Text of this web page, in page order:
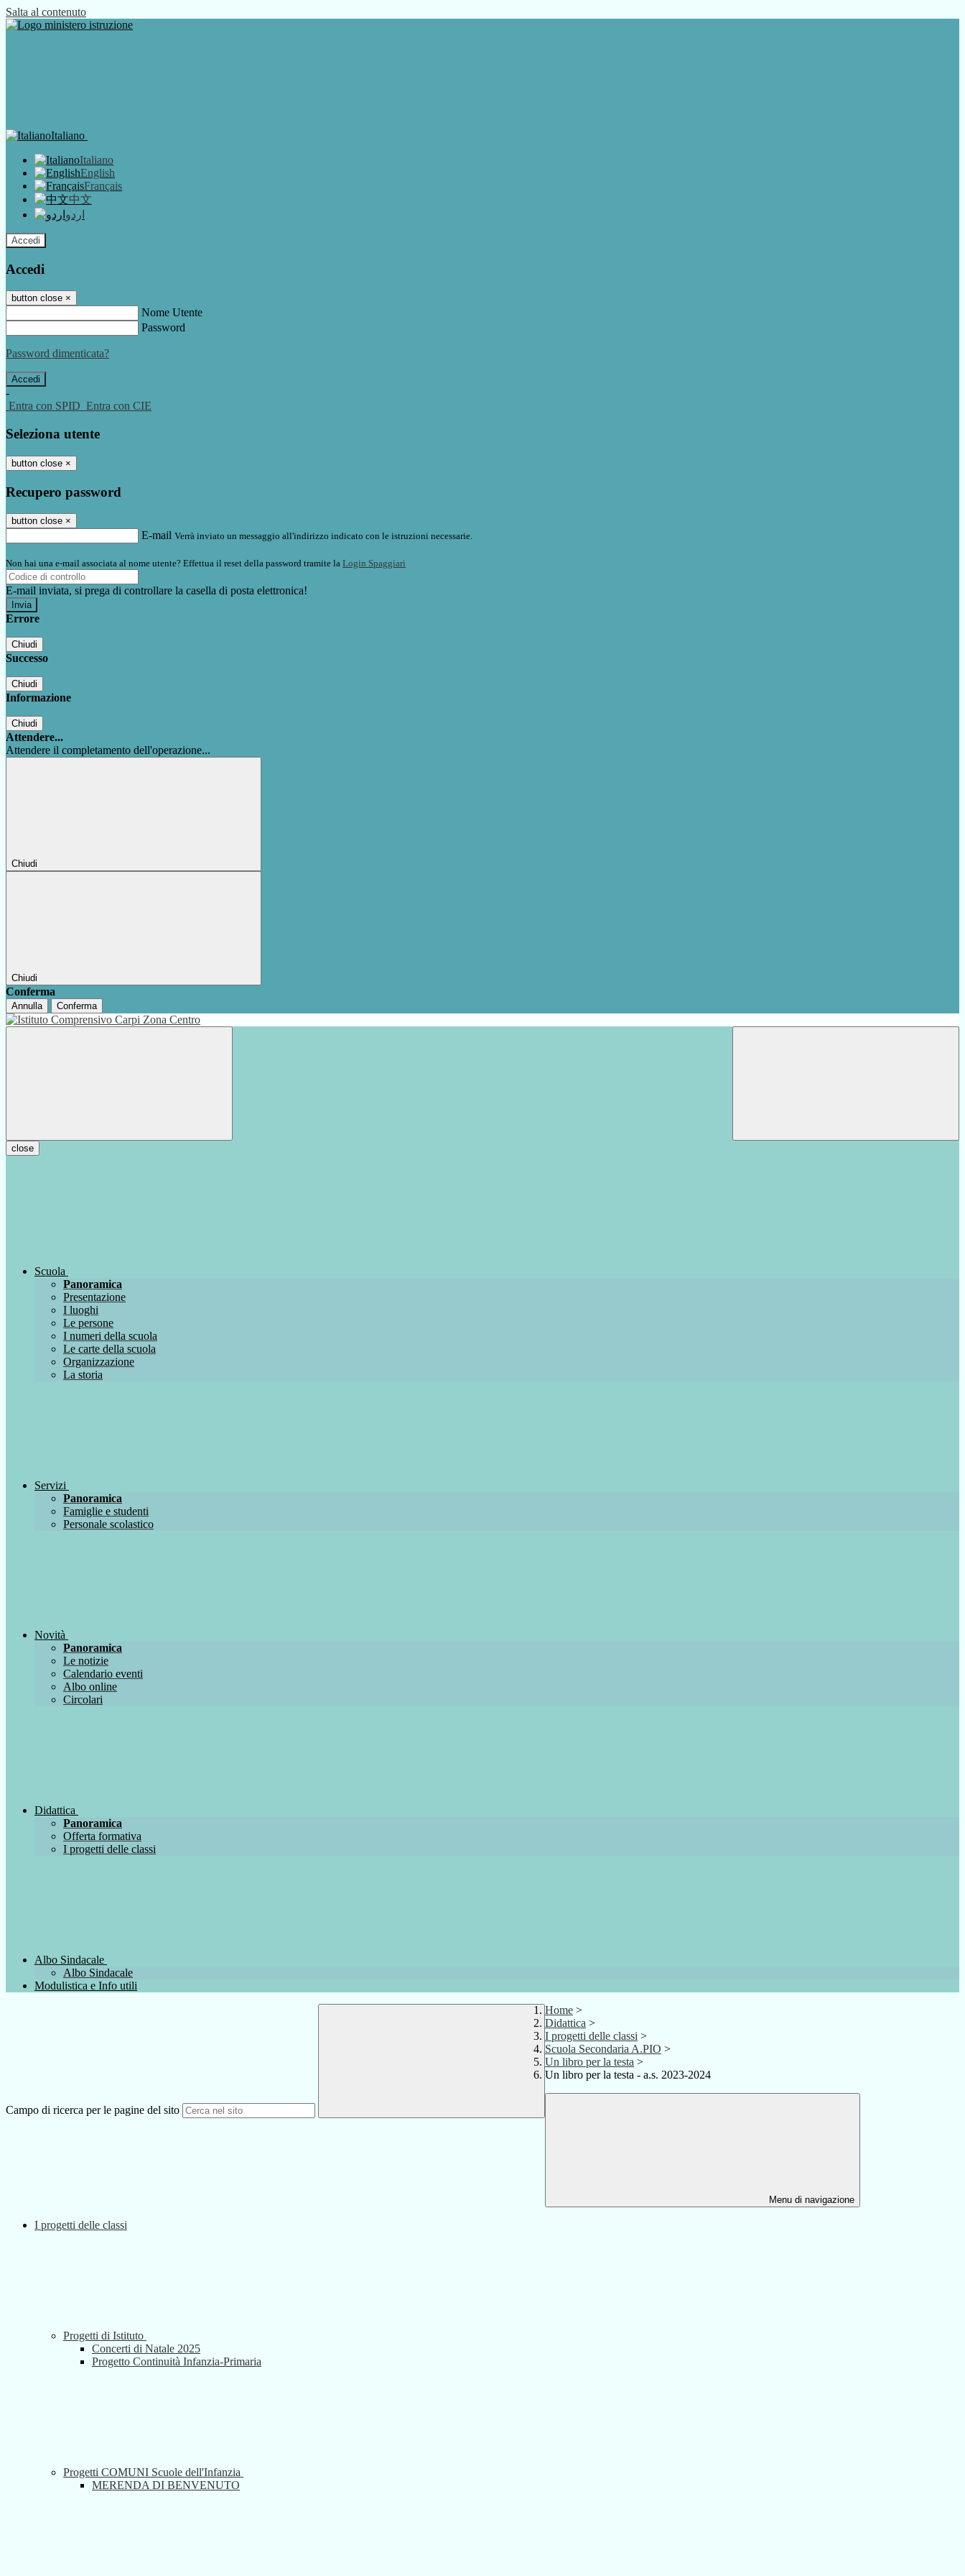
Salta al contenuto
Italiano
Italiano
English
Français
中文
اردو
Accedi
Accedi
button close ×
Nome Utente
Password
Password dimenticata?
-
Entra con SPID Entra con CIE
Seleziona utente
button close ×
Recupero password
button close ×
E-mail Verrà inviato un messaggio all'indirizzo indicato con le istruzioni necessarie.
Non hai una e-mail associata al nome utente? Effettua il reset della password tramite la Login Spaggiari
E-mail inviata, si prega di controllare la casella di posta elettronica!
Errore
Chiudi
Successo
Chiudi
Informazione
Chiudi
Attendere...
Attendere il completamento dell'operazione...
Chiudi
Chiudi
Conferma
Annulla Conferma
close
Scuola
Panoramica
Presentazione
I luoghi
Le persone
I numeri della scuola
Le carte della scuola
Organizzazione
La storia
Servizi
Panoramica
Famiglie e studenti
Personale scolastico
Novità
Panoramica
Le notizie
Calendario eventi
Albo online
Circolari
Didattica
Panoramica
Offerta formativa
I progetti delle classi
Albo Sindacale
Albo Sindacale
Modulistica e Info utili
Campo di ricerca per le pagine del sito
Home >
Didattica >
I progetti delle classi >
Scuola Secondaria A.PIO >
Un libro per la testa >
Un libro per la testa - a.s. 2023-2024
Menu di navigazione
I progetti delle classi
Progetti di Istituto
Concerti di Natale 2025
Progetto Continuità Infanzia-Primaria
Progetti COMUNI Scuole dell'Infanzia
MERENDA DI BENVENUTO